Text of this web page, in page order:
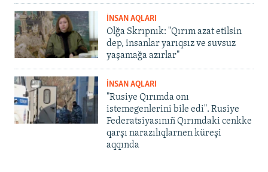
İNSAN AQLARI
Olğa Skrıpnık: "Qırım azat etilsin
dep, insanlar yarıqsız ve suvsuz
yaşamağa azırlar"
İNSAN AQLARI
"Rusiye Qırımda onı
istemegenlerini bile edi". Rusiye
Federatsiyasınıñ Qırımdaki cenkke
qarşı narazılıqlarnen küreşi
aqqında